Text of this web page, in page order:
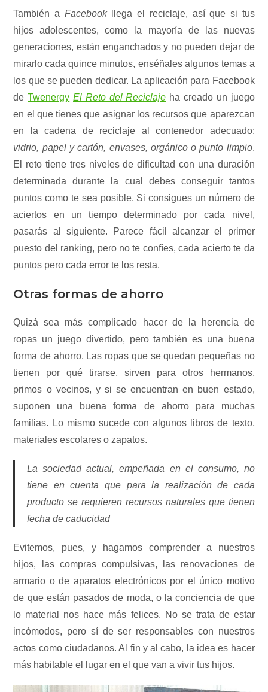
También a Facebookllega el reciclaje, así que si tus
hijos adolescentes, como la mayoría de las nuevas
generaciones, están enganchados y no pueden dejar de
mirarlo cada quince minutos, enséñales algunos temas a
los que se pueden dedicar. La aplicación para Facebook
deTwenergy El Reto del Reciclaje ha creado un juego
en el que tienes que asignar los recursos que aparezcan
en la cadena de reciclaje al contenedor adecuado:
vidrio, papel y cartón, envases, orgánico o punto limpio.
El reto tiene tres niveles de dificultad con una duración
determinada durante la cual debes conseguir tantos
puntos como te sea posible. Si consigues un número de
aciertos en un tiempo determinado por cada nivel,
pasarás al siguiente. Parece fácil alcanzar el primer
puesto del ranking, pero no te confíes, cada acierto te da
puntos pero cada error te los resta.
Otras formas de ahorro
Quizá sea más complicado hacer de la herencia de
ropas un juego divertido, pero también es una buena
forma de ahorro. Las ropas que se quedan pequeñas no
tienen por qué tirarse, sirven para otros hermanos,
primos o vecinos, y si se encuentran en buen estado,
suponen una buena forma de ahorro para muchas
familias. Lo mismo sucede con algunos libros de texto,
materiales escolares o zapatos.
La sociedad actual, empeñada en el consumo, no
tiene en cuenta que para la realización de cada
producto se requieren recursos naturales que tienen
fecha de caducidad
Evitemos, pues, y hagamos comprender a nuestros
hijos, las compras compulsivas, las renovaciones de
armario o de aparatos electrónicos por el único motivo
de que están pasados de moda, o la conciencia de que
lo material nos hace más felices. No se trata de estar
incómodos, pero sí de ser responsables con nuestros
actos como ciudadanos. Al fin y al cabo, la idea es hacer
más habitable el lugar en el que van a vivir tus hijos.